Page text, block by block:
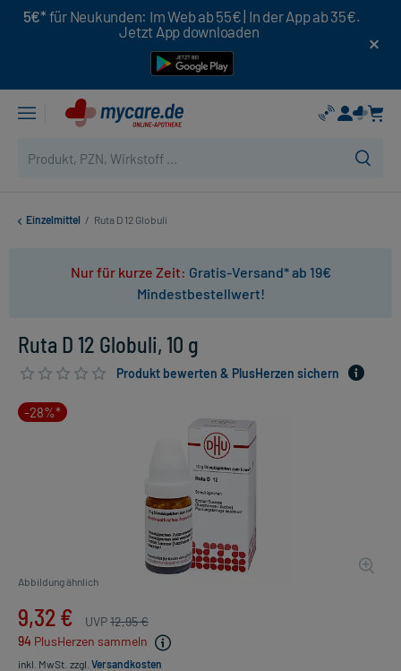
5€* für Neukunden: Im Web ab 55€ | In der App ab 35€.
Jetzt App downloaden
Einzelmittel / Ruta D 12 Globuli
Nur für kurze Zeit: Gratis-Versand* ab 19€
Mindestbestellwert!
Ruta D 12 Globuli, 10 g
Produkt bewerten & PlusHerzen sichern
-28%*
Abbildung ähnlich
9,32 € UVP12,95 €
94 PlusHerzen sammeln
inkl. MwSt. zzgl. Versandkosten